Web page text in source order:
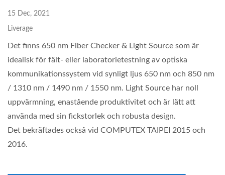
15 Dec, 2021
Liverage
Det finns 650 nm Fiber Checker & Light Source som är
idealisk för fält- eller laboratorietestning av optiska
kommunikationssystem vid synligt ljus 650 nm och 850 nm
/ 1310 nm / 1490 nm / 1550 nm. Light Source har noll
uppvärmning, enastående produktivitet och är lätt att
använda med sin fickstorlek och robusta design.
Det bekräftades också vid COMPUTEX TAIPEI 2015 och
2016.